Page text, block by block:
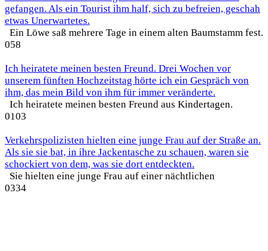
gefangen. Als ein Tourist ihm half, sich zu befreien, geschah
etwas Unerwartetes.
Ein Löwe saß mehrere Tage in einem alten Baumstamm fest.
058
Ich heiratete meinen besten Freund. Drei Wochen vor
unserem fünften Hochzeitstag hörte ich ein Gespräch von
ihm, das mein Bild von ihm für immer veränderte.
Ich heiratete meinen besten Freund aus Kindertagen.
0103
Verkehrspolizisten hielten eine junge Frau auf der Straße an.
Als sie sie bat, in ihre Jackentasche zu schauen, waren sie
schockiert von dem, was sie dort entdeckten.
Sie hielten eine junge Frau auf einer nächtlichen
0334